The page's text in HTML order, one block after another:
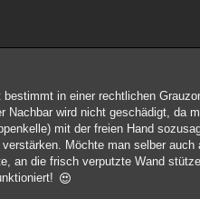
in einer rechtlichen
Nachbar wird nicht geschädigt, da
mit der freien Hand
Möchte man selber
an die frisch verputzte Wand